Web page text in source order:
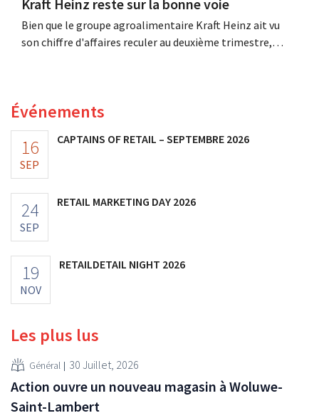
Kraft Heinz reste sur la bonne voie
Bien que le groupe agroalimentaire Kraft Heinz ait vu
son chiffre d'affaires reculer au deuxième trimestre,
Événements
16
SEP
CAPTAINS OF RETAIL – SEPTEMBRE 2026
24
SEP
RETAIL MARKETING DAY 2026
19
NOV
RETAILDETAIL NIGHT 2026
Les plus lus
Général 30 Juillet, 2026
Action ouvre un nouveau magasin à Woluwe-
Saint-Lambert